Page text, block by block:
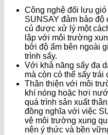
Công nghệ đối lưu
SUNSAY đảm bảo độ
củ được xử lý một
lập với môi trường
bởi độ ẩm bên ngoài
trình sấy.
Với khả năng sấy đa
mà còn có thể sấy
Thân thiện với môi
khí nóng hoặc hơi
quá trình sản xuất
đồng nghĩa với việc
vệ môi trường xung
nên ý thức và bền